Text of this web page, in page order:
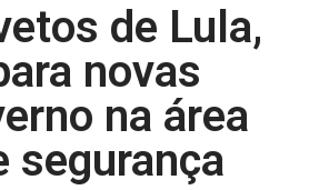
de Lula,
novas
na área
segurança